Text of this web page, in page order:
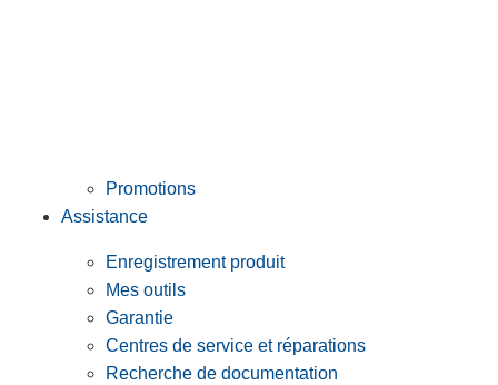
Promotions
Assistance
Enregistrement produit
Mes outils
Garantie
Centres de service et réparations
Recherche de documentation